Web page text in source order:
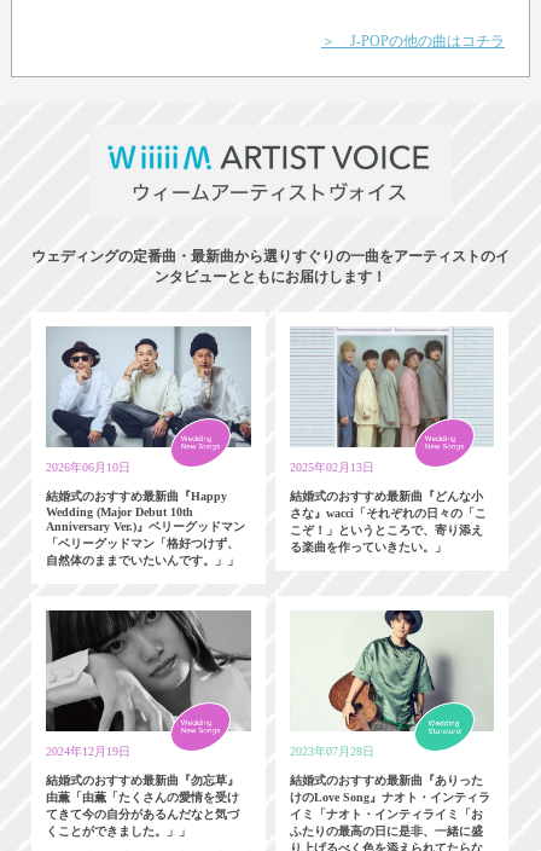
＞ J-POPの他の曲はコチラ
ウェディングの定番曲・最新曲から選りすぐりの一曲をアーティストのイ
ンタビューとともにお届けします！
2026年06月10日
結婚式のおすすめ最新曲『Happy
Wedding (Major Debut 10th
Anniversary Ver.)』ベリーグッドマン
「ベリーグッドマン「格好つけず、
自然体のままでいたいんです。」」
2025年02月13日
結婚式のおすすめ最新曲『どんな小
さな』wacci「それぞれの日々の「こ
こぞ！」というところで、寄り添え
る楽曲を作っていきたい。」
2024年12月19日
結婚式のおすすめ最新曲『勿忘草』
由薫「由薫「たくさんの愛情を受け
てきて今の自分があるんだなと気づ
くことができました。」」
2023年07月28日
結婚式のおすすめ最新曲『ありった
けのLove Song』ナオト・インティラ
イミ「ナオト・インティライミ「お
ふたりの最高の日に是非、一緒に盛
り上げるべく色を添えられてたらな